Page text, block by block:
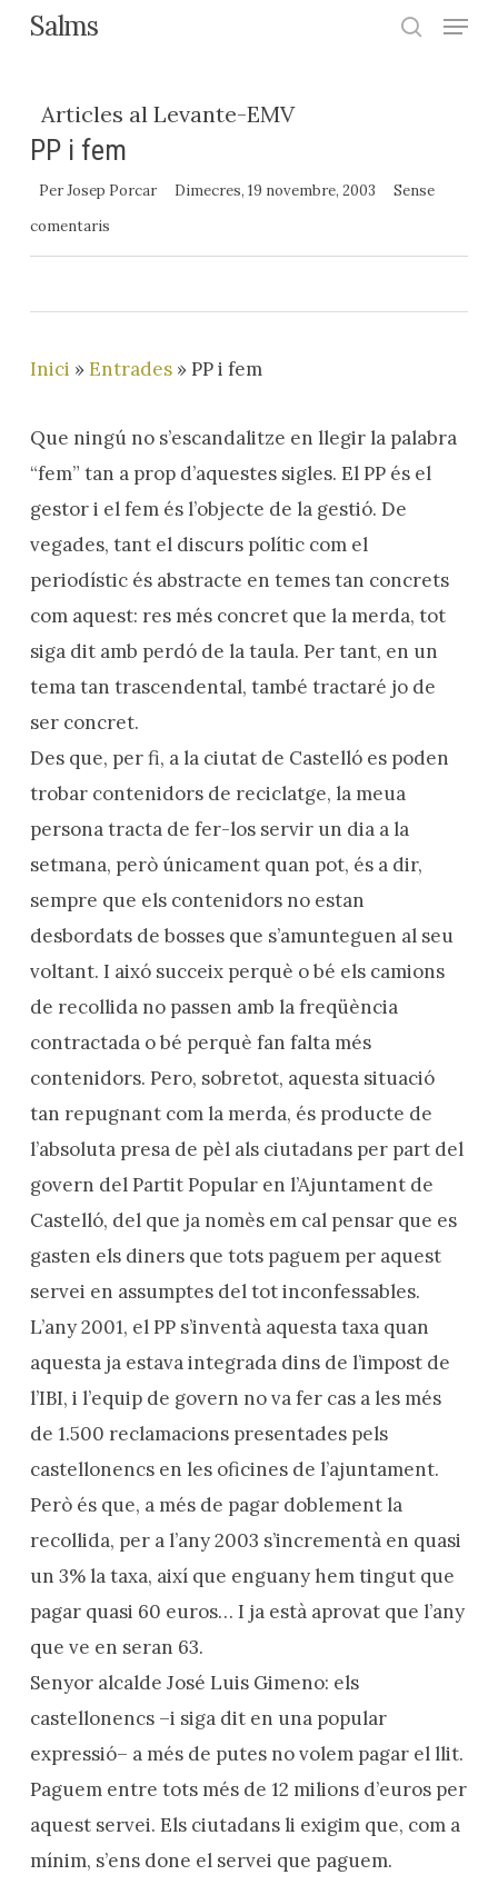
Skip
content
Salms Menu
Articles al Levante-EMV
PP i fem
PerJosep Porcar Dimecres, 19 novembre, 2003
Sense
comentaris
Inici »Entrades»PP i fem
Que ningú no s’escandalitze en llegir la palabra
“fem” tan a prop d’aquestes sigles. El PP és el
gestor i el fem és l’objecte de la gestió. De
vegades, tant el discurs polític com el
periodístic és abstracte en temes tan concrets
com aquest: res més concret que la merda, tot
siga dit amb perdó de la taula. Per tant, en un
tema tan trascendental, també tractaré jo de
ser concret.
Des que, per fi, a la ciutat de Castelló es poden
trobar contenidors de reciclatge, la meua
persona tracta de fer-los servir un dia a la
setmana, però únicament quan pot, és a dir,
sempre que els contenidors no estan
desbordats de bosses que s’amunteguen al seu
voltant. I aixó succeix perquè o bé els camions
de recollida no passen amb la freqüència
contractada o bé perquè fan falta més
contenidors. Pero, sobretot, aquesta situació
tan repugnant com la merda, és producte de
l’absoluta presa de pèl als ciutadans per part del
govern del Partit Popular en l’Ajuntament de
Castelló, del que ja nomès em cal pensar que es
gasten els diners que tots paguem per aquest
servei en assumptes del tot inconfessables.
L’any 2001, el PP s’inventà aquesta taxa quan
aquesta ja estava integrada dins de l’impost de
l’IBI, i l’equip de govern no va fer cas a les més
de 1.500 reclamacions presentades pels
castellonencs en les oficines de l’ajuntament.
Però és que, a més de pagar doblement la
recollida, per a l’any 2003 s’incrementà en quasi
un 3% la taxa, així que enguany hem tingut que
pagar quasi 60 euros… I ja està aprovat que l’any
que ve en seran 63.
Senyor alcalde José Luis Gimeno: els
castellonencs –i siga dit en una popular
expressió– a més de putes no volem pagar el llit.
Paguem entre tots més de 12 milions d’euros per
aquest servei. Els ciutadans li exigim que, com a
mínim, s’ens done el servei que paguem.